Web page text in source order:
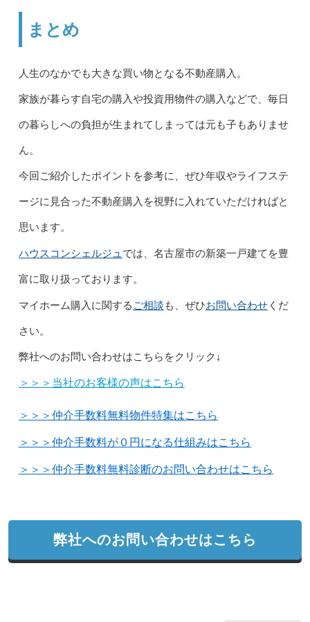
まとめ
人生のなかでも大きな買い物となる不動産購入。
家族が暮らす自宅の購入や投資用物件の購入などで、毎日
の暮らしへの負担が生まれてしまっては元も子もありませ
ん。
今回ご紹介したポイントを参考に、ぜひ年収やライフステ
ージに見合った不動産購入を視野に入れていただければと
思います。
ハウスコンシェルジュ では、名古屋市の新築一戸建てを豊
富に取り扱っております。
マイホーム購入に関する ご相談 も、ぜひお問い合わせくだ
さい。
弊社へのお問い合わせはこちらをクリック↓
＞＞＞当社のお客様の声はこちら
＞＞＞仲介手数料無料物件特集はこちら
＞＞＞仲介手数料が０円になる仕組みはこちら
＞＞＞仲介手数料無料診断のお問い合わせはこちら
弊社へのお問い合わせはこちら